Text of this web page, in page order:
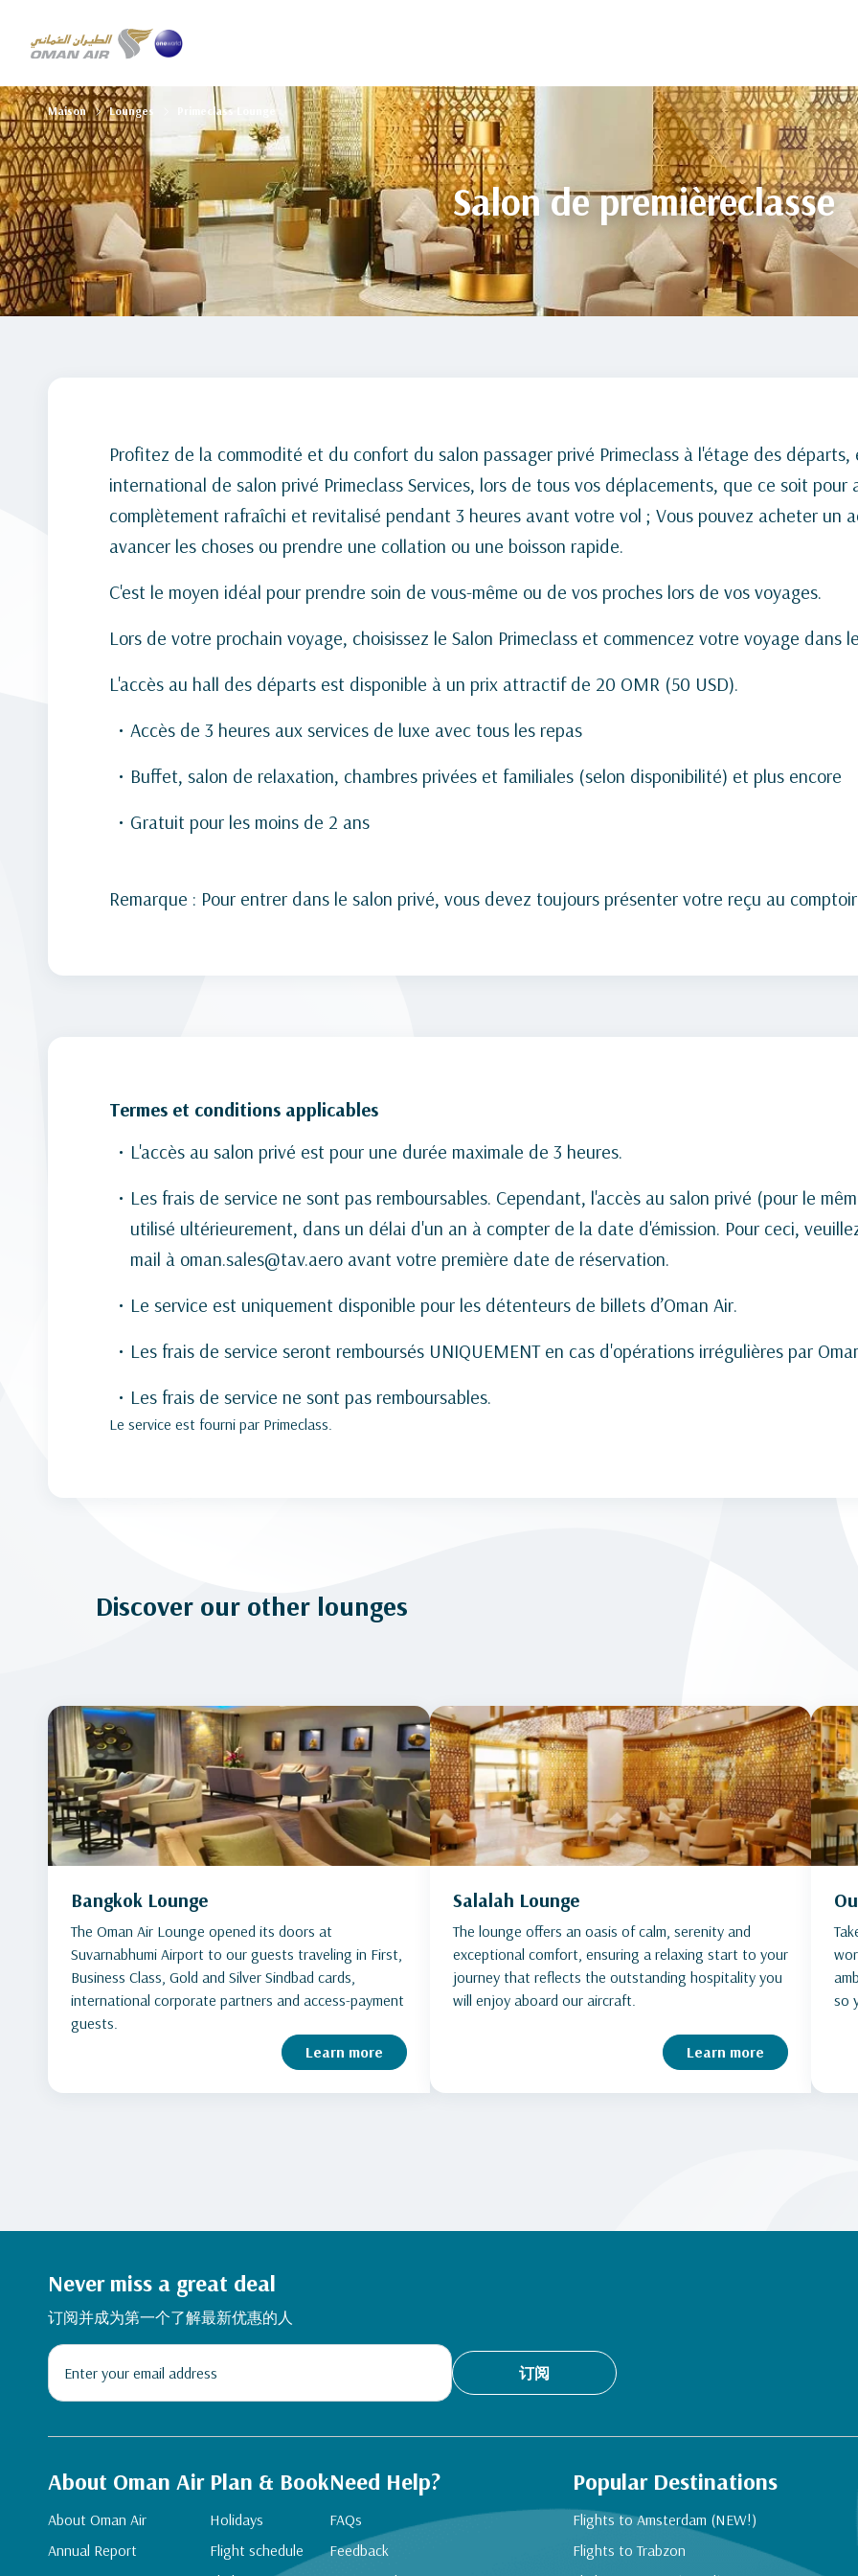
Salon de premièreclasse
Maison Lounges Primeclass Lounge
Profitez de la commodité et du confort du salon passager privé Primeclass à l'étage des
international de salon privé Primeclass Services, lors de tous vos déplacements, que ce soit pour
complètement rafraîchi et revitalisé pendant 3 heures avant votre vol ; Vous pouvez acheter un
avancer les choses ou prendre une collation ou une boisson rapide.
C'est le moyen idéal pour prendre soin de vous-même ou de vos proches lors de vos voyages.
Lors de votre prochain voyage, choisissez le Salon Primeclass et commencez votre voyage dans
L'accès au hall des départs est disponible à un prix attractif de 20 OMR (50 USD).
Accès de 3 heures aux services de luxe avec tous les repas
Buffet, salon de relaxation, chambres privées et familiales (selon disponibilité) et plus encore
Gratuit pour les moins de 2 ans
Remarque : Pour entrer dans le salon privé, vous devez toujours présenter votre reçu au
Termes et conditions applicables
L'accès au salon privé est pour une durée maximale de 3 heures.
Les frais de service ne sont pas remboursables. Cependant, l'accès au salon privé (pour le
utilisé ultérieurement, dans un délai d'un an à compter de la date d'émission. Pour ceci,
mail à oman.sales@tav.aero avant votre première date de réservation.
Le service est uniquement disponible pour les détenteurs de billets d’Oman Air.
Les frais de service seront remboursés UNIQUEMENT en cas d'opérations irrégulières par
Les frais de service ne sont pas remboursables.
Le service est fourni par Primeclass.
Discover our other lounges
Bangkok Lounge
The Oman Air Lounge opened its doors at
Suvarnabhumi Airport to our guests traveling in First,
Business Class, Gold and Silver Sindbad cards,
international corporate partners and access-payment
guests.
Learn more
Salalah Lounge
The lounge offers an oasis of calm, serenity and
exceptional comfort, ensuring a relaxing start to your
journey that reflects the outstanding hospitality you
will enjoy aboard our aircraft.
Learn more
so
Never miss a great deal
订阅并成为第一个了解最新优惠的人
订阅
About Oman Air
About Oman Air
Annual Report
Plan & Book
Holidays
Flight schedule
Need Help?
FAQs
Feedback
Popular Destinations
Flights to Amsterdam (NEW!)
Flights to Trabzon